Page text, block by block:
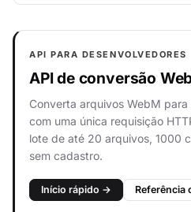
API PARA DESENVOLVEDORES
API de conversão
Converta arquivos WebM
com uma única requisição
lote de até 20 arquivos, 1000
sem cadastro.
Início rápido → Referência